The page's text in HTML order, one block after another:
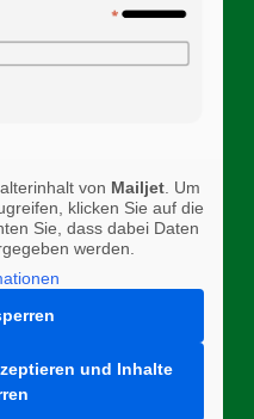
von Mailjet . Um
klicken Sie auf die
Sie, dass dabei Daten
werden.
und Inhalte